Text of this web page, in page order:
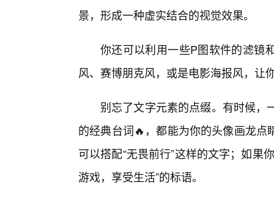
景，形成一种虚实结合的视觉效果。
你还可以利用一些P图软件的滤镜
风、赛博朋克风，或是电影海报风，让
别忘了文字元素的点缀。有时候，
的经典台词🔥，都能为你的头像画龙
可以搭配“无畏前行”这样的文字；如果
游戏，享受生活”的标语。